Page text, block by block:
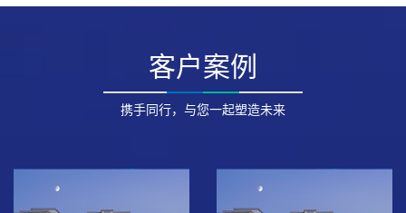
客户案例
携手同行，与您一起塑造未来